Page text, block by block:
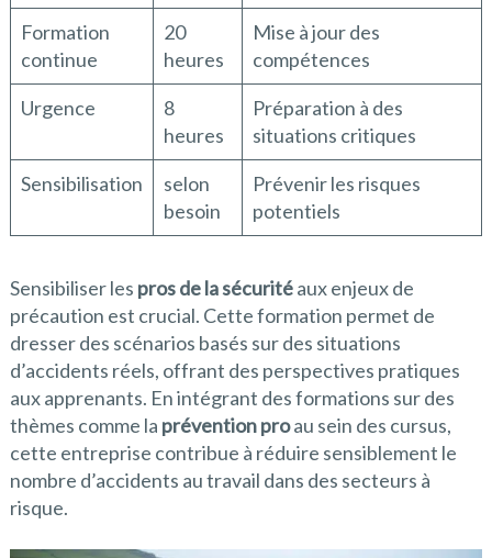
Formation
continue
20
heures
Mise à jour des
compétences
Urgence
8
heures
Préparation à des
situations critiques
Sensibilisation
selon
besoin
Prévenir les risques
potentiels
Sensibiliser les pros de la sécuritéaux enjeux de
précaution est crucial. Cette formation permet de
dresser des scénarios basés sur des situations
d’accidents réels, offrant des perspectives pratiques
aux apprenants. En intégrant des formations sur des
thèmes comme la prévention proau sein des cursus,
cette entreprise contribue à réduire sensiblement le
nombre d’accidents au travail dans des secteurs à
risque.